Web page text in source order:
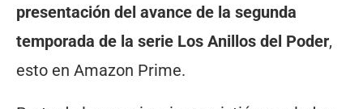
presentación del avance de la segunda
temporada de la serie Los Anillos del Poder,
esto en Amazon Prime.